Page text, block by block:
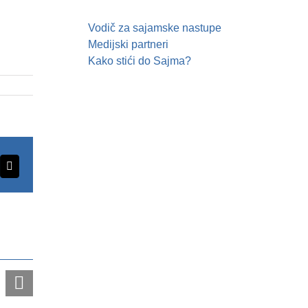
Email
Vodič za sajamske nastupe
Medijski partneri
Kako stići do Sajma?